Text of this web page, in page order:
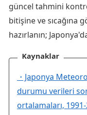
güncel tahmini
bitişine ve sıcağına
hazırlanın;
Kaynaklar
・Japonya
durumu verileri
ortalamaları,